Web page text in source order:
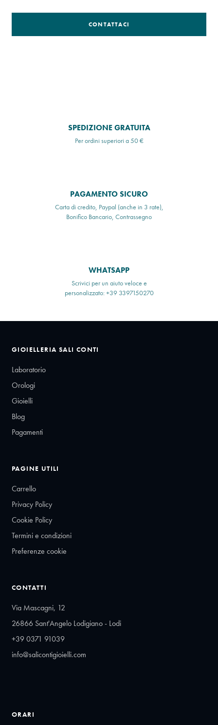
CONTATTACI
SPEDIZIONE GRATUITA
Per ordini superiori a 50 €
PAGAMENTO SICURO
Carta di credito, Paypal (anche in 3 rate),
Bonifico Bancario, Contrassegno
WHATSAPP
Scrivici per un aiuto veloce e
personalizzato: +39 3397150270
GIOIELLERIA SALI CONTI
Laboratorio
Orologi
Gioielli
Blog
Pagamenti
PAGINE UTILI
Carrello
Privacy Policy
Cookie Policy
Termini e condizioni
Preferenze cookie
CONTATTI
Via Mascagni, 12
26866 Sant'Angelo Lodigiano - Lodi
+39 0371 91039
info@salicontigioielli.com
ORARI